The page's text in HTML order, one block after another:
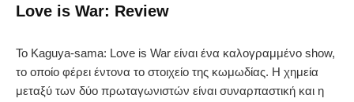
Love is War: Review
To Kaguya-sama: Love is War είναι ένα καλογραμμένο show,
το οποίο φέρει έντονα το στοιχείο της κωμωδίας. Η χημεία
μεταξύ των δύο πρωταγωνιστών είναι συναρπαστική και η